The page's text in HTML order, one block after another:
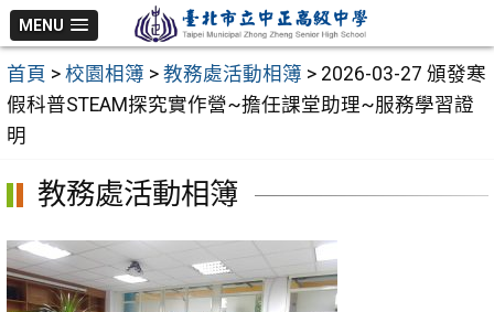
跳
至
主
要
內
MENU
首頁 > 校園相簿 > 教務處活動相簿 > 2026-03-27 頒發寒
假科普STEAM探究實作營~擔任課堂助理~服務學習證
明
教務處活動相簿